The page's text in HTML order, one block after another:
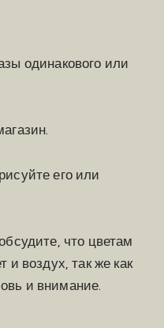
одинакового или
его или
что цветам
и воздух, так же как
и внимание.